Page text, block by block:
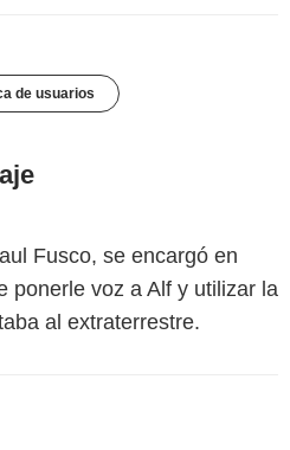
de usuarios
Fusco, se encargó en
ponerle voz a Alf y utilizar la
al extraterrestre.